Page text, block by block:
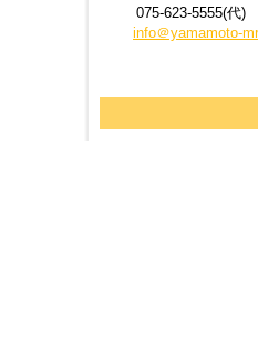
075-623-5555(
info＠yamamoto-